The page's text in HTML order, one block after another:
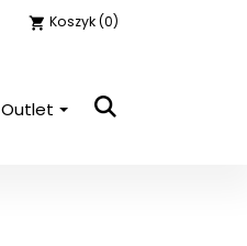
shopping_cart Koszyk(0)
Outlet close